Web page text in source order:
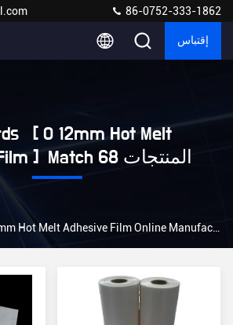
86-0752-333-1862
إقتباس
[ 0 12mm Hot Melt
Adhesive Film ] Match 68 المنتجات
0 12mm Hot Melt Adhesive Film Online Manufacturer